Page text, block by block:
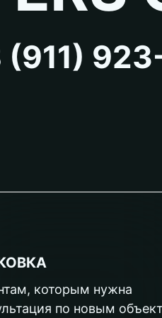
(911)
которым нужна
по новым